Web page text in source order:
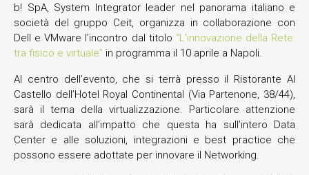
b! SpA, System Integrator leader nel panorama italiano e
società del gruppo Ceit, organizza in collaborazione con
Dell e VMware l’incontro dal titolo “L’innovazione della Rete:
tra fisico e virtuale” in programma il 10 aprile a Napoli.
Al centro dell’evento, che si terrà presso il Ristorante Al
Castello dell’Hotel Royal Continental (Via Partenone, 38/44),
sarà il tema della virtualizzazione. Particolare attenzione
sarà dedicata all’impatto che questa ha sull’intero Data
Center e alle soluzioni, integrazioni e best practice che
possono essere adottate per innovare il Networking.